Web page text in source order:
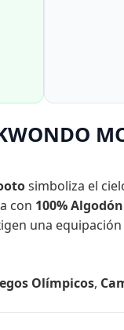
simboliza el
con 100%
una
Olímpicos,